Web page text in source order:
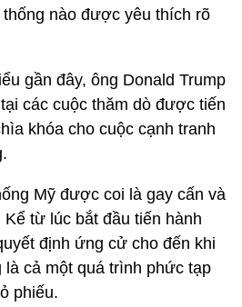
nào được yêu thích rõ
gần đây, ông Donald Trump
các cuộc thăm dò được tiến
khóa cho cuộc cạnh tranh
Mỹ được coi là gay cấn và
từ lúc bắt đầu tiến hành
định ứng cử cho đến khi
cả một quá trình phức tạp
phiếu.